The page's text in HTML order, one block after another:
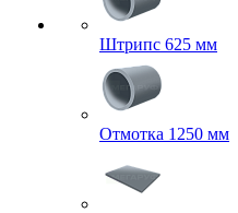
Штрипс 625 мм
Отмотка 1250 мм